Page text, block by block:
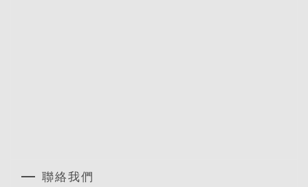
聯絡我們